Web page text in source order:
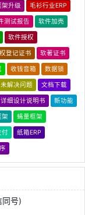
架升级 毛衫行业ERP
测试报告 软件加壳
软件授权
登记证书 软著证书
收钱音箱 数据锁
未解决问题 文档下载
详细设计说明书 新功能
架 蝇量框架
付 纸箱ERP
号)